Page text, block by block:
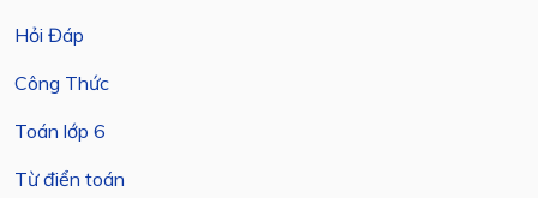
Hỏi Đáp
Công Thức
Toán lớp 6
Từ điển toán